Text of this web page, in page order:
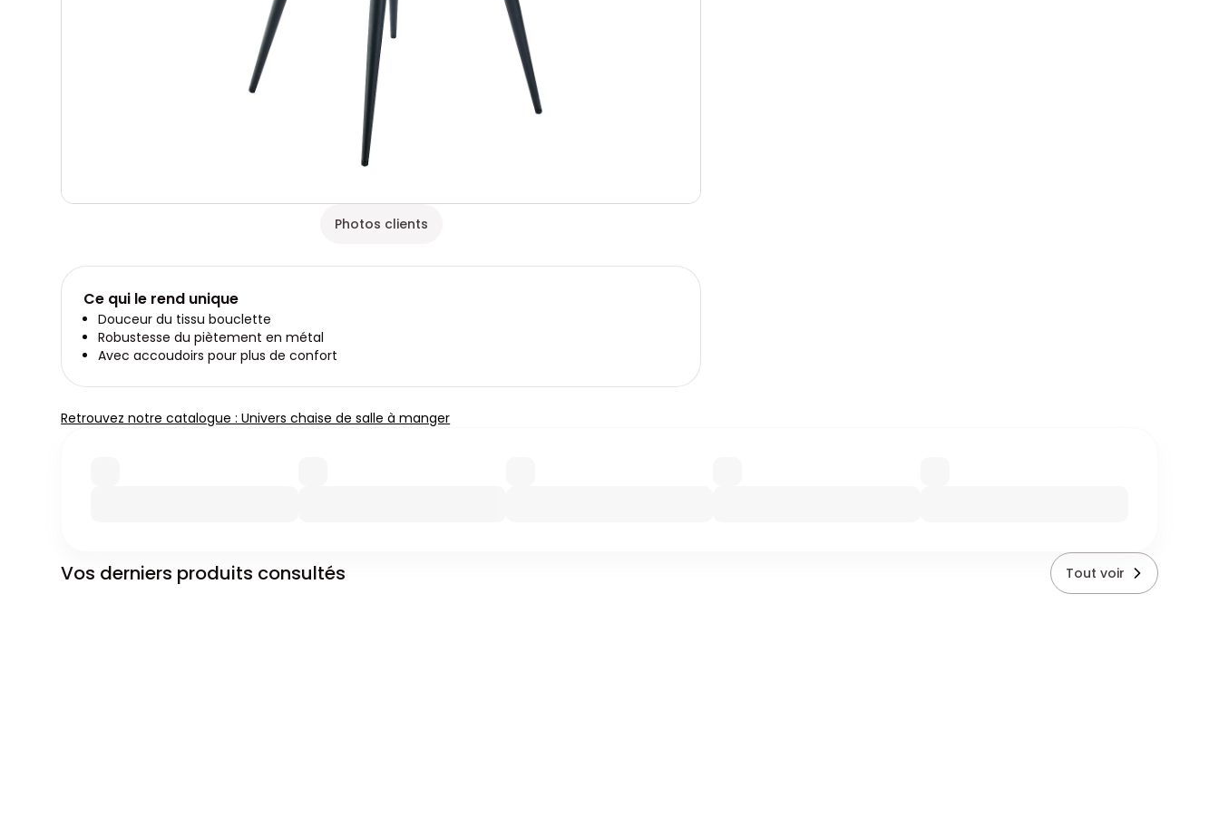
Photos clients
Ce qui le rend unique
Douceur du tissu bouclette
Robustesse du piètement en métal
Avec accoudoirs pour plus de confort
Retrouvez notre catalogue : Univers chaise de salle à manger
Vos derniers produits consultés Tout voir